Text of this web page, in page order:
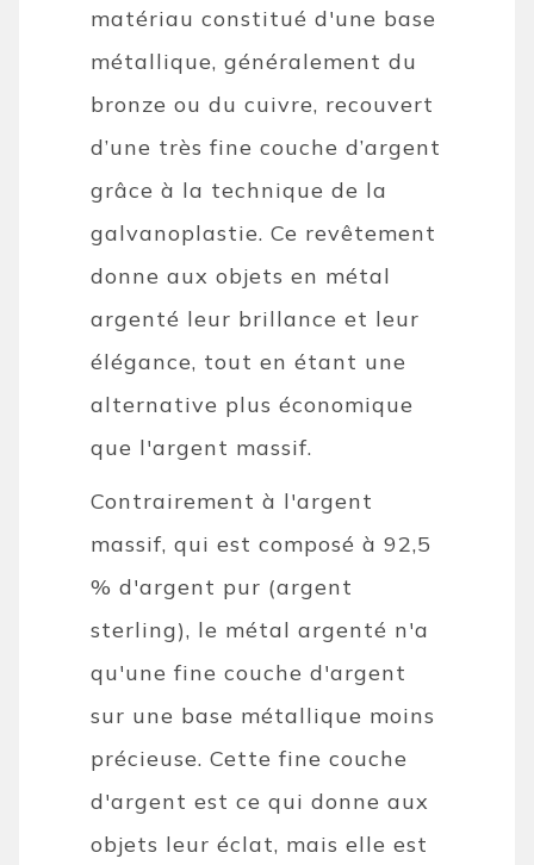
matériau constitué d'une base
métallique, généralement du
bronze ou du cuivre, recouvert
d’une très fine couche d’argent
grâce à la technique de la
galvanoplastie. Ce revêtement
donne aux objets en métal
argenté leur brillance et leur
élégance, tout en étant une
alternative plus économique
que l'argent massif.
Contrairement à l'argent
massif, qui est composé à 92,5
% d'argent pur (argent
sterling), le métal argenté n'a
qu'une fine couche d'argent
sur une base métallique moins
précieuse. Cette fine couche
d'argent est ce qui donne aux
objets leur éclat, mais elle est